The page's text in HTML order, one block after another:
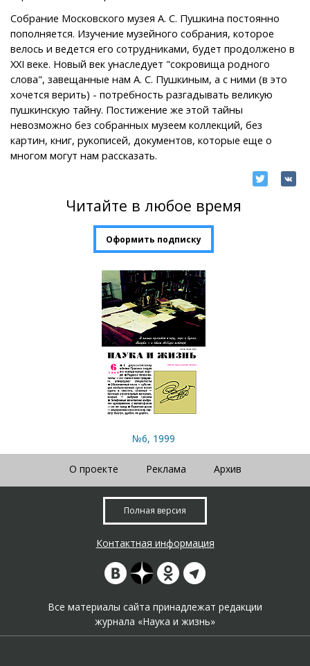
Собрание Московского музея А. С. Пушкина постоянно
пополняется. Изучение музейного собрания, которое
велось и ведется его сотрудниками, будет продолжено в
XXI веке. Новый век унаследует "сокровища родного
слова", завещанные нам А. С. Пушкиным, а с ними (в это
хочется верить) - потребность разгадывать великую
пушкинскую тайну. Постижение же этой тайны
невозможно без собранных музеем коллекций, без
картин, книг, рукописей, документов, которые еще о
многом могут нам рассказать.
Читайте в любое время
Оформить подписку
№6, 1999
О проекте Реклама Архив
Полная версия
Контактная информация
Все материалы сайта принадлежат редакции
журнала «Наука и жизнь»